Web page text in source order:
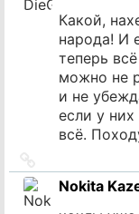
Какой,
народа! И
теперь
можно не
и не
если у
всё.
на
источник
Nokita